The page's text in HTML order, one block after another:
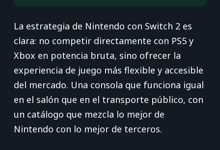
La estrategia de Nintendo con Switch 2 es
clara: no competir directamente con PS5 y
Xbox en potencia bruta, sino ofrecer la
experiencia de juego más flexible y accesible
del mercado. Una consola que funciona igual
en el salón que en el transporte público, con
un catálogo que mezcla lo mejor de
Nintendo con lo mejor de terceros.